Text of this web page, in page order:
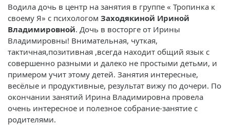
Водила дочь в центр на занятия в группе « Тропинка к
своему Я» с психологом Заходякиной Ириной
Владимировной. Дочь в восторге от Ирины
Владимировны! Внимательная, чуткая,
тактичная,позитивная ,всегда находит общий язык с
совершенно разными и далеко не простыми детьми, и
примером учит этому детей. Занятия интересные,
весёлые и продуктивные, результат вижу по дочери. По
окончании занятий Ирина Владимировна провела
очень интересное и полезное собрание-занятие с
родителями.